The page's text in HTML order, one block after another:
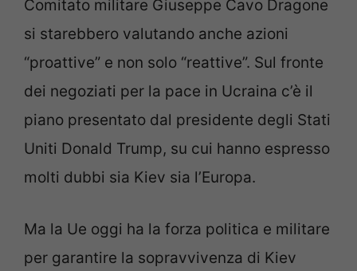
Comitato militare Giuseppe Cavo Dragone
si starebbero valutando anche azioni
“proattive” e non solo “reattive”. Sul fronte
dei negoziati per la pace in Ucraina c’è il
piano presentato dal presidente degli Stati
Uniti Donald Trump, su cui hanno espresso
molti dubbi sia Kiev sia l’Europa.
Ma la Ue oggi ha la forza politica e militare
per garantire la sopravvivenza di Kiev